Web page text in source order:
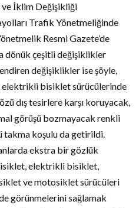
ve İklim Değişikliği
Trafik Yönetmeliğinde
Resmi Gazete’de
dönük çeşitli değişiklikler
değişiklikler ise şöyle,
bisiklet sürücülerinde
dış tesirlere karşı koruyacak,
görüşü bozmayacak renkli
takma koşulu da getirildi.
ekstra bir gözlük
elektrikli bisiklet,
ve motosiklet sürücüleri
görünmelerini sağlamak